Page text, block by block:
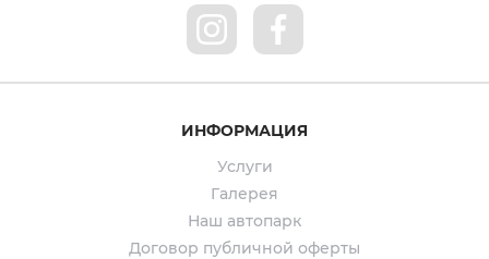
ИНФОРМАЦИЯ
Услуги
Галерея
Наш автопарк
Договор публичной оферты